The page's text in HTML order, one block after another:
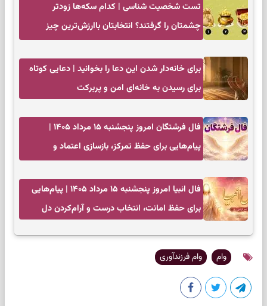
تست شخصیت شناسی | کدام سکه‌ها زودتر
چشمتان را گرفتند؟ انتخابتان باارزش‌ترین چیز
برای خانه‌دار شدن این دعا را بخوانید | دعایی کوتاه
برای رسیدن به خانه‌ای امن و پربرکت
فال فرشتگان امروز پنجشنبه ۱۵ مرداد ۱۴۰۵ |
پیام‌هایی برای حفظ تمرکز، بازسازی اعتماد و
فال انبیا امروز پنجشنبه ۱۵ مرداد ۱۴۰۵ | پیام‌هایی
برای حفظ امانت، انتخاب درست و آرام‌کردن دل
وام وام فرزندآوری